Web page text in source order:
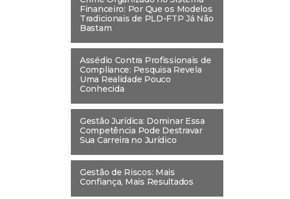
Financeiro: Por Que os Modelos
Tradicionais de PLD-FTP Já Não
Bastam
Assédio Contra Profissionais de
Compliance: Pesquisa Revela
Uma Realidade Pouco
Conhecida
Gestão Jurídica: Dominar Essa
Competência Pode Destravar
Sua Carreira no Jurídico
Gestão de Riscos: Mais
Confiança, Mais Resultados